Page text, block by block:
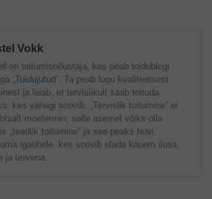
Vokk
on toitumisnõustaja, kes peab toidublogi
„Toidujutud ”. Ta peab lugu kvaliteetsest
ja leiab, et tervislikult saab toituda
kes vähegi soovib. „Tervislik toitumine” ei
moetermin; selle asemel võiks olla
„teadlik toitumine” ja see peaks huvi
igaühele, kes soovib elada kauem ilusa,
ja tervena.